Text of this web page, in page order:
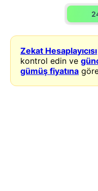
Zekat Hesaplayıcısı
kontrol edin ve
gümüş fiyatına